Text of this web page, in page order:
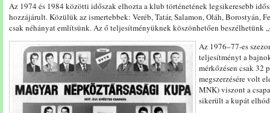
Az 1974 és 1984 közötti időszak elhozta a klub történetének legsikeresebb
hozzájárult. Közülük az ismertebbek: Veréb, Tatár, Salamon, Oláh, Borostyán,
csak néhányat említsünk. Az ő teljesítményüknek köszönhetően beszélhetünk
Az 1976–77-es
teljesítményt a
mérkőzésen csak 32
megszerzésére volt
MNK) viszont a
sikerült a kupát